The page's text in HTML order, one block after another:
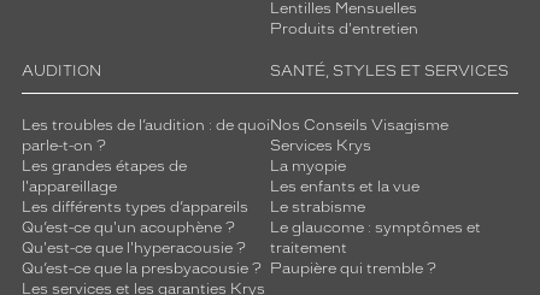
Lentilles Mensuelles
Produits d'entretien
AUDITION
Les troubles de l’audition : de quoi
parle-t-on ?
Les grandes étapes de
l'appareillage
Les différents types d’appareils
Qu’est-ce qu'un acouphène ?
Qu'est-ce que l'hyperacousie ?
Qu’est-ce que la presbyacousie ?
Les services et les garanties Krys
SANTÉ, STYLES ET SERVICES
Nos Conseils Visagisme
Services Krys
La myopie
Les enfants et la vue
Le strabisme
Le glaucome : symptômes et
traitement
Paupière qui tremble ?